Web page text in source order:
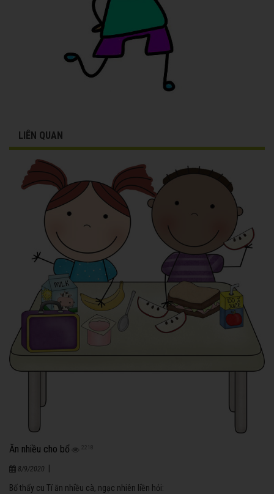
LIÊN QUAN
Ăn nhiều cho bổ 2218
8/9/2020
Bố thấy cu Tí ăn nhiều cà, ngạc nhiên liền hỏi: